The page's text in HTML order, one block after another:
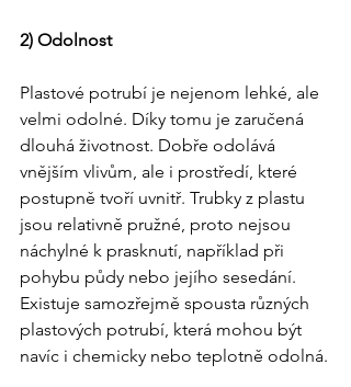
2) Odolnost
Plastové potrubí je nejenom lehké, ale
velmi odolné. Díky tomu je zaručená
dlouhá životnost. Dobře odolává
vnějším vlivům, ale i prostředí, které
postupně tvoří uvnitř. Trubky z plastu
jsou relativně pružné, proto nejsou
náchylné k prasknutí, například při
pohybu půdy nebo jejího sesedání.
Existuje samozřejmě spousta různých
plastových potrubí, která mohou být
navíc i chemicky nebo teplotně odolná.